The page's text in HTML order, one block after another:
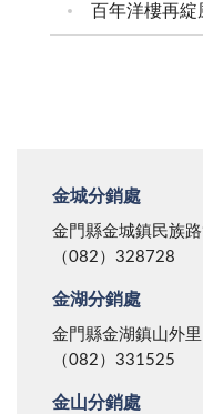
百年洋樓再綻
金城分銷處
金門縣金城鎮民族
（082）328728
金湖分銷處
金門縣金湖鎮山外
（082）331525
金山分銷處